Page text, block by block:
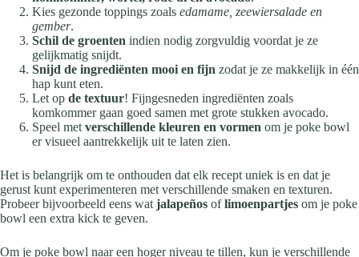
Kies gezonde toppings zoals edamame, zeewiersalade en
gember.
Schil de groenten indien nodig zorgvuldig voordat je ze
gelijkmatig snijdt.
Snijd de ingrediënten mooi en fijn zodat je ze makkelijk in één
hap kunt eten.
Let op de textuur! Fijngesneden ingrediënten zoals
komkommer gaan goed samen met grote stukken avocado.
Speel met verschillende kleuren en vormen om je poke bowl
er visueel aantrekkelijk uit te laten zien.
Het is belangrijk om te onthouden dat elk recept uniek is en dat je
gerust kunt experimenteren met verschillende smaken en texturen.
Probeer bijvoorbeeld eens wat jalapeños oflimoenpartjes om je poke
bowl een extra kick te geven.
Om je poke bowl naar een hoger niveau te tillen, kun je verschillende